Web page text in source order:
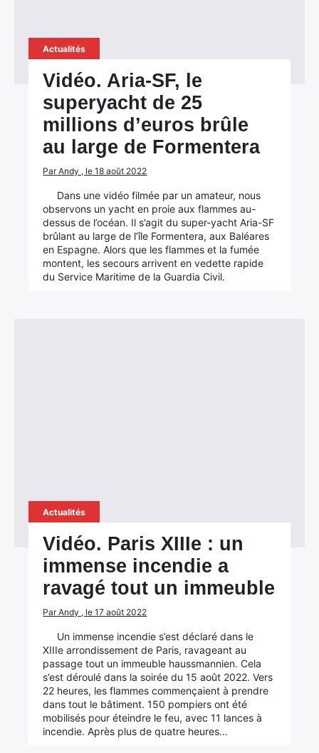
Actualités
Vidéo. Aria-SF, le
superyacht de 25
millions d’euros brûle
au large de Formentera
Par Andy , le 18 août 2022
Dans une vidéo filmée par un amateur, nous
observons un yacht en proie aux flammes au-
dessus de l’océan. Il s’agit du super-yacht Aria-SF
brûlant au large de l’île Formentera, aux Baléares
en Espagne. Alors que les flammes et la fumée
montent, les secours arrivent en vedette rapide
du Service Maritime de la Guardia Civil.
Actualités
Vidéo. Paris XIIIe : un
immense incendie a
ravagé tout un immeuble
Par Andy , le 17 août 2022
Un immense incendie s’est déclaré dans le
XIIIe arrondissement de Paris, ravageant au
passage tout un immeuble haussmannien. Cela
s’est déroulé dans la soirée du 15 août 2022. Vers
22 heures, les flammes commençaient à prendre
dans tout le bâtiment. 150 pompiers ont été
mobilisés pour éteindre le feu, avec 11 lances à
incendie. Après plus de quatre heures…
Rechercher